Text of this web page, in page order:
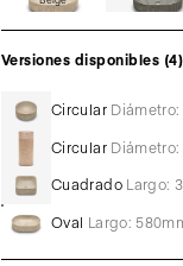
Versiones disponibles (4)
Circular
Circular
Cuadrado Largo:
Oval Largo: